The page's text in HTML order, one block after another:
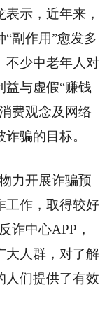
示，近年来，
副作用”愈发多
不少中老年人对
益与虚假“赚钱
费观念及网络
骗的目标。
力开展诈骗预
工作，取得较好
诈中心APP，
大人群，对了解
人们提供了有效